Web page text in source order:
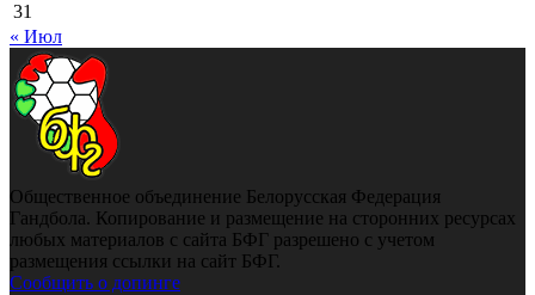
31
« Июл
Общественное объединение Белорусская Федерация
Гандбола. Копирование и размещение на сторонних ресурсах
любых материалов с сайта БФГ разрешено с учетом
размещения ссылки на сайт БФГ.
Сообщить о допинге